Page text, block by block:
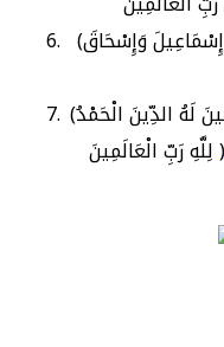
(الْحَمْدُ لِلّهِ الَّذِي وَهَبَ لِي عَلَى الْكِبَرِ إِسْمَاعِيلَ وَإِسْحَاقَ
(هُوَ الْحَيُّ لَا إِلَهَ إِلَّا هُوَ فَادْعُوهُ مُخْلِصِينَ لَهُ الدِّينَ الْحَمْدُ